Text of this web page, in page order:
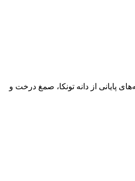
پایانی از دانه تونکا، صمغ درخت و